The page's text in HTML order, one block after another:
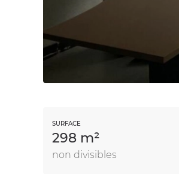
SURFACE
298 m²
non divisibles